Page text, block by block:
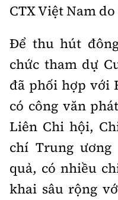
Cấm sao chép dưới
Thông tin tòa
CTX Việt Nam
Để thu hút
chức tham dự
đã phối hợp với
có công văn
Liên Chi hội,
chí Trung
quả, có nhiều
khai sâu rộng